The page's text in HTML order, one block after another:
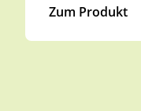
Zum Produkt